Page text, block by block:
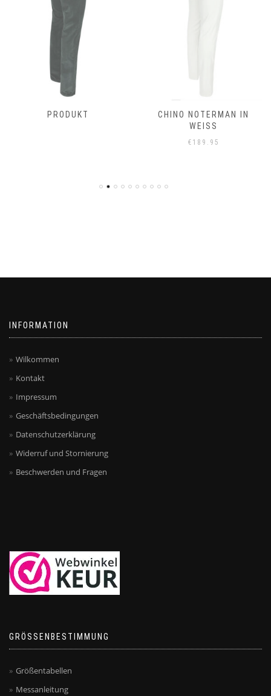
PRODUKT
CHINO NOTERMAN IN
WEISS
€ 189.95
INFORMATION
Wilkommen
Kontakt
Impressum
Geschäftsbedingungen
Datenschutzerklärung
Widerruf und Stornierung
Beschwerden und Fragen
GRÖSSENBESTIMMUNG
Größentabellen
Messanleitung